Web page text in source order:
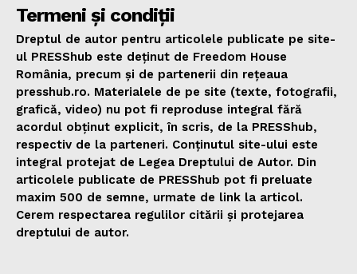
Termeni și condiții
Dreptul de autor pentru articolele publicate pe site-
ul PRESShub este deținut de Freedom House
România, precum și de partenerii din rețeaua
presshub.ro. Materialele de pe site (texte, fotografii,
grafică, video) nu pot fi reproduse integral fără
acordul obținut explicit, în scris, de la PRESShub,
respectiv de la parteneri. Conținutul site-ului este
integral protejat de Legea Dreptului de Autor. Din
articolele publicate de PRESShub pot fi preluate
maxim 500 de semne, urmate de link la articol.
Cerem respectarea regulilor citării și protejarea
dreptului de autor.